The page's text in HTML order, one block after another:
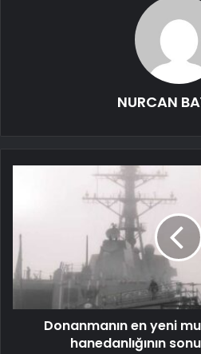
NURCAN
Donanmanın en yeni
hanedanlığının